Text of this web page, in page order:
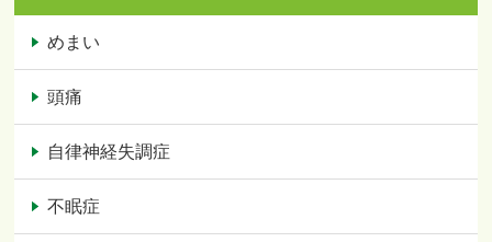
めまい
頭痛
自律神経失調症
不眠症